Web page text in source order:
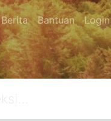
Berita Bantuan